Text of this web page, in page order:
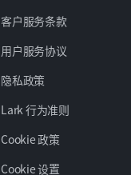
客户服务条款
用户服务协议
隐私政策
Lark 行为准则
Cookie 政策
Cookie 设置